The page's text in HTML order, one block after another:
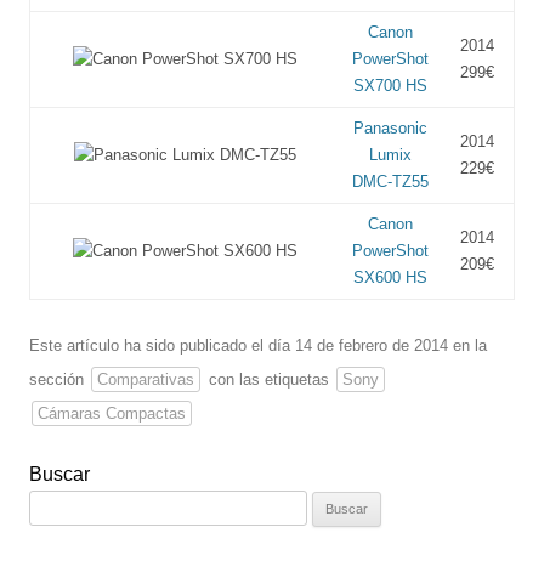
Canon
PowerShot
SX700 HS
2014
299€
Panasonic
Lumix
DMC-TZ55
2014
229€
Canon
PowerShot
SX600 HS
2014
209€
Este artículo ha sido publicado el día 14 de febrero de 2014 en la
sección
Comparativas con las etiquetas
Sony
Cámaras Compactas
Buscar